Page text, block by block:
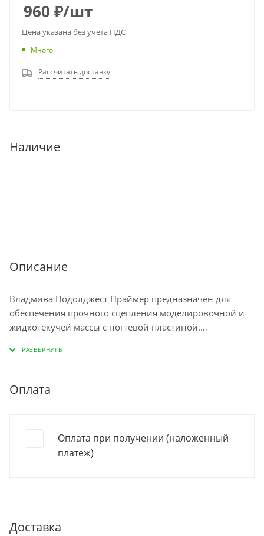
960 ₽/шт
Цена указана без учета НДС
Много
Рассчитать доставку
Наличие
Описание
Владмива Подолджест Праймер предназначен для
обеспечения прочного сцепления моделировочной и
жидкотекучей массы с ногтевой пластиной.
Полимеризацию проводят при помощи LED/ UV лампы
праймер на ногтевую пластину, высушить в течении 1
минуты и провести полимеризацию в LED/ UV лампе
Оплата
Оплата при получении (наложенный
платеж)
Доставка